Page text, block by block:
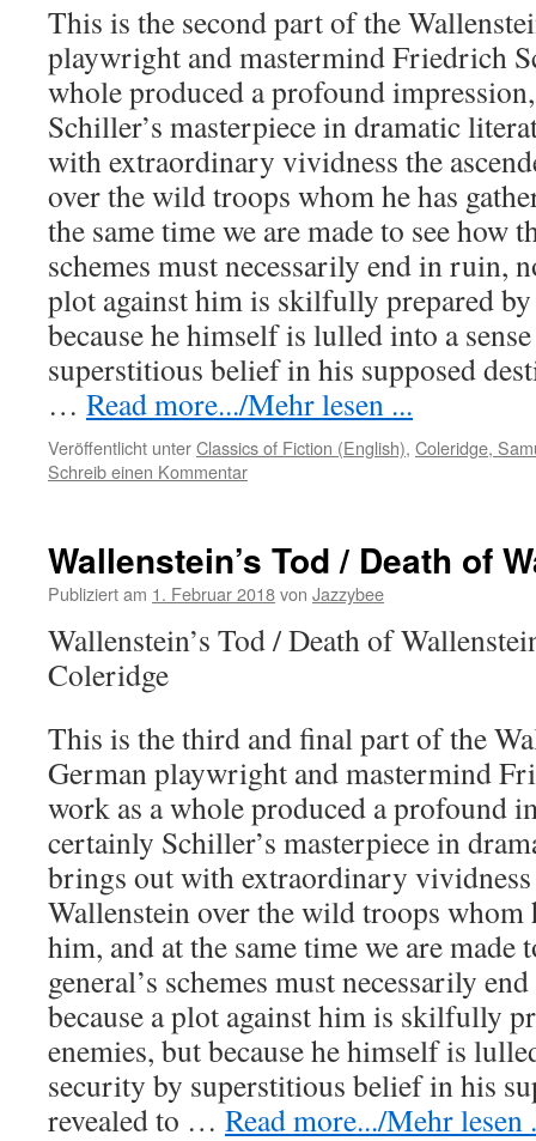
This is the second part of the
playwright and mastermind Friedrich
whole produced a profound
Schiller’s masterpiece in dramatic
with extraordinary vividness the
over the wild troops whom he has
the same time we are made to see how
schemes must necessarily end in ruin,
plot against him is skilfully prepared
because he himself is lulled into a
superstitious belief in his supposed
… Read more.../Mehr lesen ...
Veröffentlicht unterClassics of Fiction (English), Coleridge,
Schreib einen Kommentar
Wallenstein’s Tod / Death of
Publiziert am 1. Februar 2018von Jazzybee
Wallenstein’s Tod / Death of
Coleridge
This is the third and final part of the
German playwright and mastermind
work as a whole produced a profound
certainly Schiller’s masterpiece in
brings out with extraordinary vividness
Wallenstein over the wild troops whom
him, and at the same time we are made
general’s schemes must necessarily
because a plot against him is skilfully
enemies, but because he himself is
security by superstitious belief in his
revealed to … Read more.../Mehr lesen